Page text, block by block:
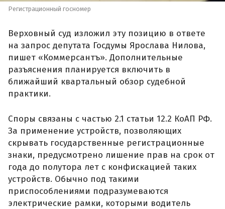
Регистрационный госномер
Верховный суд изложил эту позицию в ответе
на запрос депутата Госдумы Ярослава Нилова,
пишет «Коммерсантъ». Дополнительные
разъяснения планируется включить в
ближайший квартальный обзор судебной
практики.
Споры связаны с частью 2.1 статьи 12.2 КоАП РФ.
За применение устройств, позволяющих
скрывать государственные регистрационные
знаки, предусмотрено лишение прав на срок от
года до полутора лет с конфискацией таких
устройств. Обычно под такими
приспособлениями подразумеваются
электрические рамки, которыми водитель